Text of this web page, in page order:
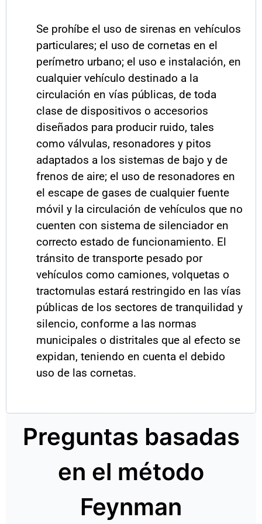
Se prohíbe el uso de sirenas en vehículos
particulares; el uso de cornetas en el
perímetro urbano; el uso e instalación, en
cualquier vehículo destinado a la
circulación en vías públicas, de toda
clase de dispositivos o accesorios
diseñados para producir ruido, tales
como válvulas, resonadores y pitos
adaptados a los sistemas de bajo y de
frenos de aire; el uso de resonadores en
el escape de gases de cualquier fuente
móvil y la circulación de vehículos que no
cuenten con sistema de silenciador en
correcto estado de funcionamiento. El
tránsito de transporte pesado por
vehículos como camiones, volquetas o
tractomulas estará restringido en las vías
públicas de los sectores de tranquilidad y
silencio, conforme a las normas
municipales o distritales que al efecto se
expidan, teniendo en cuenta el debido
uso de las cornetas.
Preguntas basadas
en el método
Feynman